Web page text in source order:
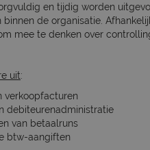
en tijdig worden
de organisatie.
mee te denken over
uit:
verkoopfacturen
debiteurenadministratie
van betaalruns
btw-aangiften